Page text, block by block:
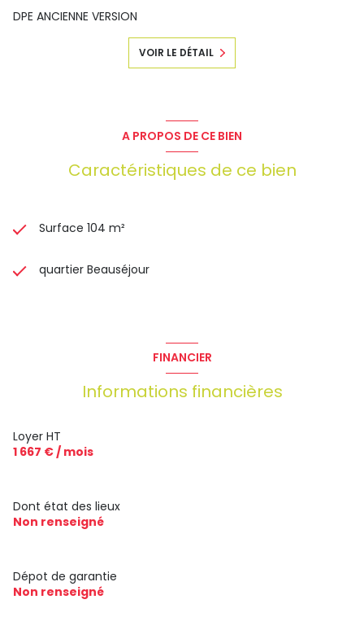
DPE ANCIENNE VERSION
VOIR LE DÉTAIL
A PROPOS DE CE BIEN
Caractéristiques de ce bien
Surface 104 m²
quartier Beauséjour
FINANCIER
Informations financières
Loyer HT
1 667 € / mois
Dont état des lieux
Non renseigné
Dépot de garantie
Non renseigné